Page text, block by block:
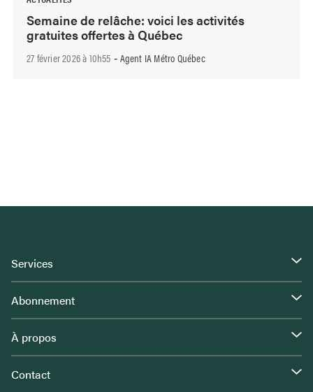
Semaine de relâche: voici les activités
gratuites offertes à Québec
27 février 2026 à 10h55 - Agent IA Métro Québec
Services
Abonnement
À propos
Contact